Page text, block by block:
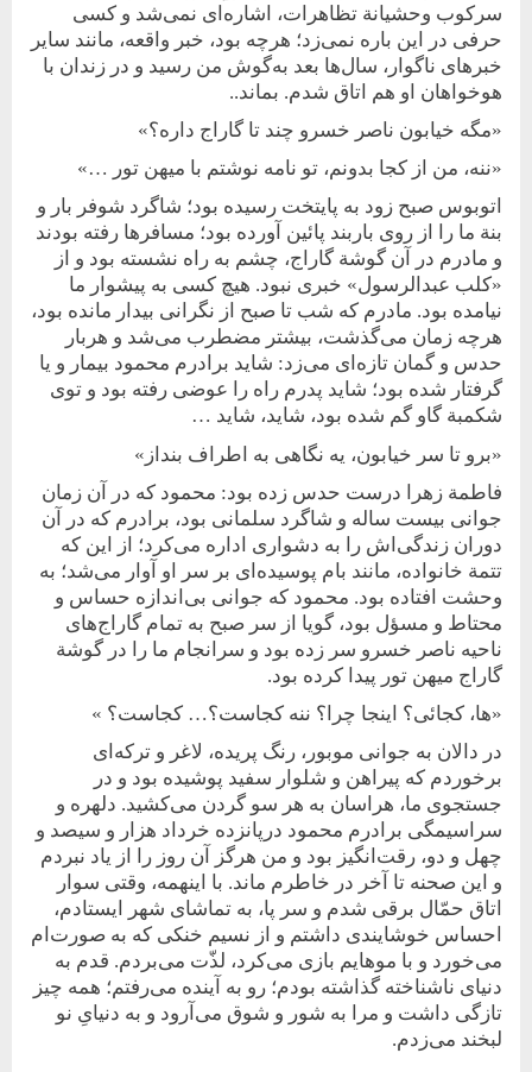
سرکوب وحشیانة تظاهرات، اشاره‌ای نمی‌شد و کسی
حرفی در این باره نمی‌زد؛ هر‌چه بود، خبر واقعه، مانند سایر
خبرهای ناگوار، سال‌ها بعد به‌گوش من رسید و در زندان با
هوخواهان او هم اتاق شدم. بماند..
«مگه خیابون ناصر خسرو چند تا گاراج داره؟»
«ننه، من از کجا بدونم، تو نامه نوشتم با میهن تور …»
اتوبوس صبح زود به پایتخت رسیده بود؛ شاگرد شوفر بار و
بنة ما را از روی باربند پائین آورده بود؛ مسافرها رفته بودند
و مادرم در آن گوشة گاراج، چشم به راه نشسته بود و از
«کلب عبدالرسول» خبری نبود. هیچ کسی به پیشوار ما
نیامده بود. مادرم که شب تا صبح از نگرانی بیدار مانده بود،
هر‌‌چه زمان می‌گذشت، بیشتر مضطرب می‌شد و هربار
حدس و گمان تازه‌ای می‌زد: شاید برادرم محمود بیمار و یا
گرفتار شده بود؛ شاید پدرم راه را عوضی رفته بود و توی
شکمبة گاو گم شده بود، شاید، شاید …
«برو تا سر خیابون، یه نگاهی به اطراف بنداز»
فاطمة زهرا درست حدس زده بود: محمود که در آن زمان
جوانی بیست ساله و شاگرد سلمانی بود، برادرم که در ‌آن
دوران زندگی‌اش را به دشواری اداره می‌کرد؛ از این که
تتمة خانواده، مانند بام پوسیده‌ای بر سر او آوار می‌شد؛ به
وحشت افتاده بود. محمود که جوانی بی‌اندازه حساس و
محتاط و مسؤل بود، گویا از سر صبح به تمام گاراج‌های
ناحیه ناصر خسرو سر زده بود و سرانجام ما را در گوشة
گاراج میهن تور پیدا کرده بود.
«ها، کجائی؟ اینجا چرا؟ ننه کجاست؟… کجاست؟ »
در دالان به ‌جوانی موبور، رنگ پریده، لاغر ‌و ترکه‌ای
بر‌خوردم که پیراهن و شلوار سفید پوشیده بود و در
جستجوی ما، هراسان به هر سو گردن می‌کشید. دلهره و
سراسیمگی برادرم محمود در‌پانزده خرداد هزار و سیصد و
چهل و دو، رقت‌انگیز بود و من هرگز آن روز را از یاد نبردم
و این صحنه تا آخر در خاطرم ماند. با اینهمه، وقتی سوار
اتاق حمّال برقی شدم و سر پا، به تماشای شهر ایستادم،
احساس خوشایندی داشتم و از نسیم خنکی که به صورت‌ام
می‌خورد و با موهایم بازی می‌کرد، لذّت می‌بردم. قدم به
دنیای ناشناخته گذاشته بودم؛ رو به‌ آینده می‌رفتم؛ همه چیز
تازگی داشت و مرا به شور و شوق می‌آرود و به دنیایِ نو
لبخند می‌زدم.